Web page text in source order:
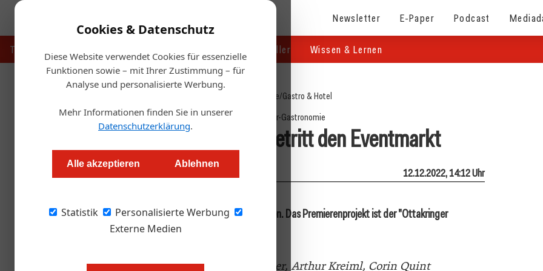
Cookies & Datenschutz
Diese Website verwendet Cookies für essenzielle
Funktionen sowie – mit Ihrer Zustimmung – für
Analyse und personalisierte Werbung.
Mehr Informationen finden Sie in unserer
Datenschutzerklärung.
Alle akzeptieren Ablehnen
Statistik
Personalisierte Werbung
Externe Medien
Newsletter E-Paper Podcast
Touristik Handel & Hersteller Wissen & Lernen
Startseite/Gastro & Hotel
Outdoor-Gastronomie
Ein neuer Player betritt den Eventmarkt
Alexander Grübling 12.12.2022, 14:12 Uhr
Hinter "Festblick" stehen zwei Wiener Agenturen. Das Premierenprojekt ist der "Ottakringer
Weihnachtszauber 2022".
Bild oben: Tarek Sharif, David Wagner, Arthur Kreiml, Corin Quint